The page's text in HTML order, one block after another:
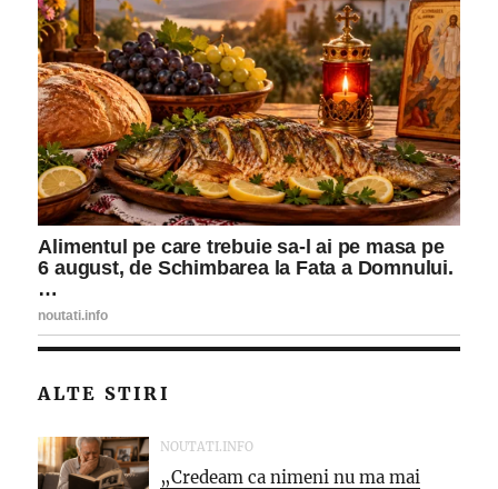
ALTE STIRI
NOUTATI.INFO
„Credeam ca nimeni nu ma mai